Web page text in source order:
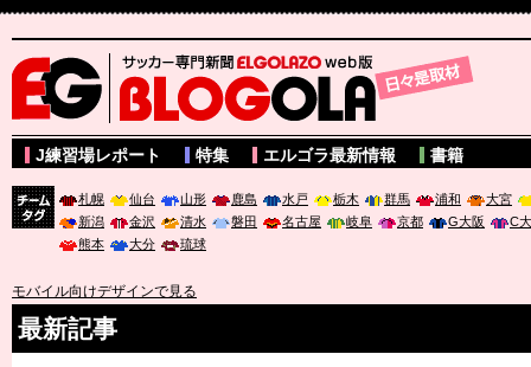
サッカー専門新聞ELGOLAZO web版 BLOGOLA
J練習場レポート 特集 エルゴラ最新情報 書籍
札幌 仙台 山形 鹿島 水戸 栃木 群馬 浦和
大宮
新潟
金沢 清水 磐田 名古屋 岐阜 京都 G大阪
C
熊本
大分 琉球
モバイル向けデザインで見る
最新記事